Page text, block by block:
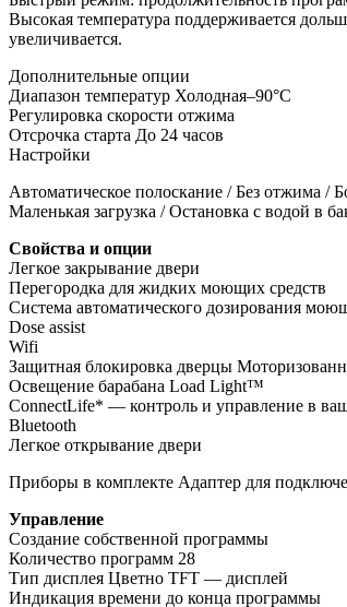
Высокая температура поддерживается
увеличивается.
Дополнительные опции
Диапазон температур Холодная–90°C
Регулировка скорости отжима
Отсрочка старта До 24 часов
Настройки
Автоматическое полоскание / Без отжима /
Маленькая загрузка / Остановка с водой в
Свойства и опции
Легкое закрывание двери
Перегородка для жидких моющих средств
Система автоматического дозирования
Dose assist
Wifi
Защитная блокировка дверцы
Освещение барабана Load Light™
ConnectLife* — контроль и управление в
Bluetooth
Легкое открывание двери
Приборы в комплекте Адаптер для
Управление
Создание собственной программы
Количество программ 28
Тип дисплея Цветно TFT — дисплей
Индикация времени до конца программы